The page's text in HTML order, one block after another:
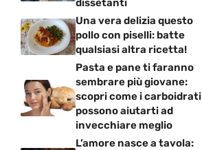
Una vera delizia questo
pollo con piselli: batte
qualsiasi altra ricetta!
Pasta e pane ti faranno
sembrare più giovane:
scopri come i carboidrati
possono aiutarti ad
invecchiare meglio
L’amore nasce a tavola: